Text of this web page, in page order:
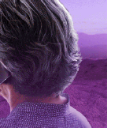
en camino y
conforme
vamos a
al poder de
donde el águila